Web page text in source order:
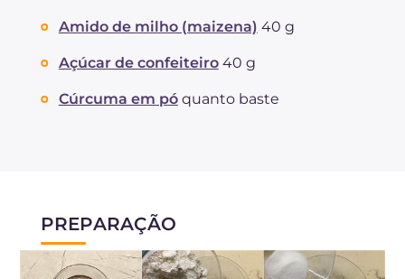
Amido de milho (maizena) 40 g
Açúcar de confeiteiro 40 g
Cúrcuma em pó quanto baste
PREPARAÇÃO